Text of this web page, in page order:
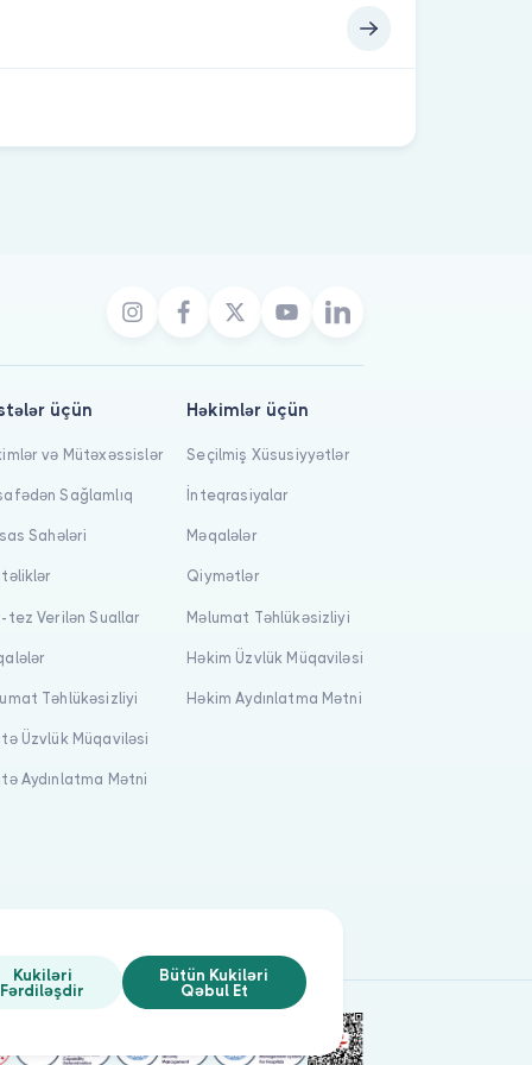
Kukiləri
Fərdiləşdir
Bütün Kukiləri
Qəbul Et
üçün
və Mütəxəssislər
Sağlamlıq
Sahələri
tez Verilən Suallar
Təhlükəsizliyi
Üzvlük Müqaviləsi
Aydınlatma Mətni
Həkimlər üçün
Seçilmiş Xüsusiyyətlər
İnteqrasiyalar
Məqalələr
Qiymətlər
Məlumat Təhlükəsizliyi
Həkim Üzvlük Müqaviləsi
Həkim Aydınlatma Mətni